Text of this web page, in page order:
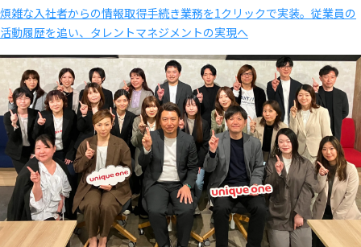
煩雑な入社者からの情報取得手続き業務を1クリックで実装。従業員の
活動履歴を追い、タレントマネジメントの実現へ